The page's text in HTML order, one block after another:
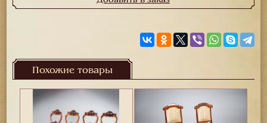
Похожие товары